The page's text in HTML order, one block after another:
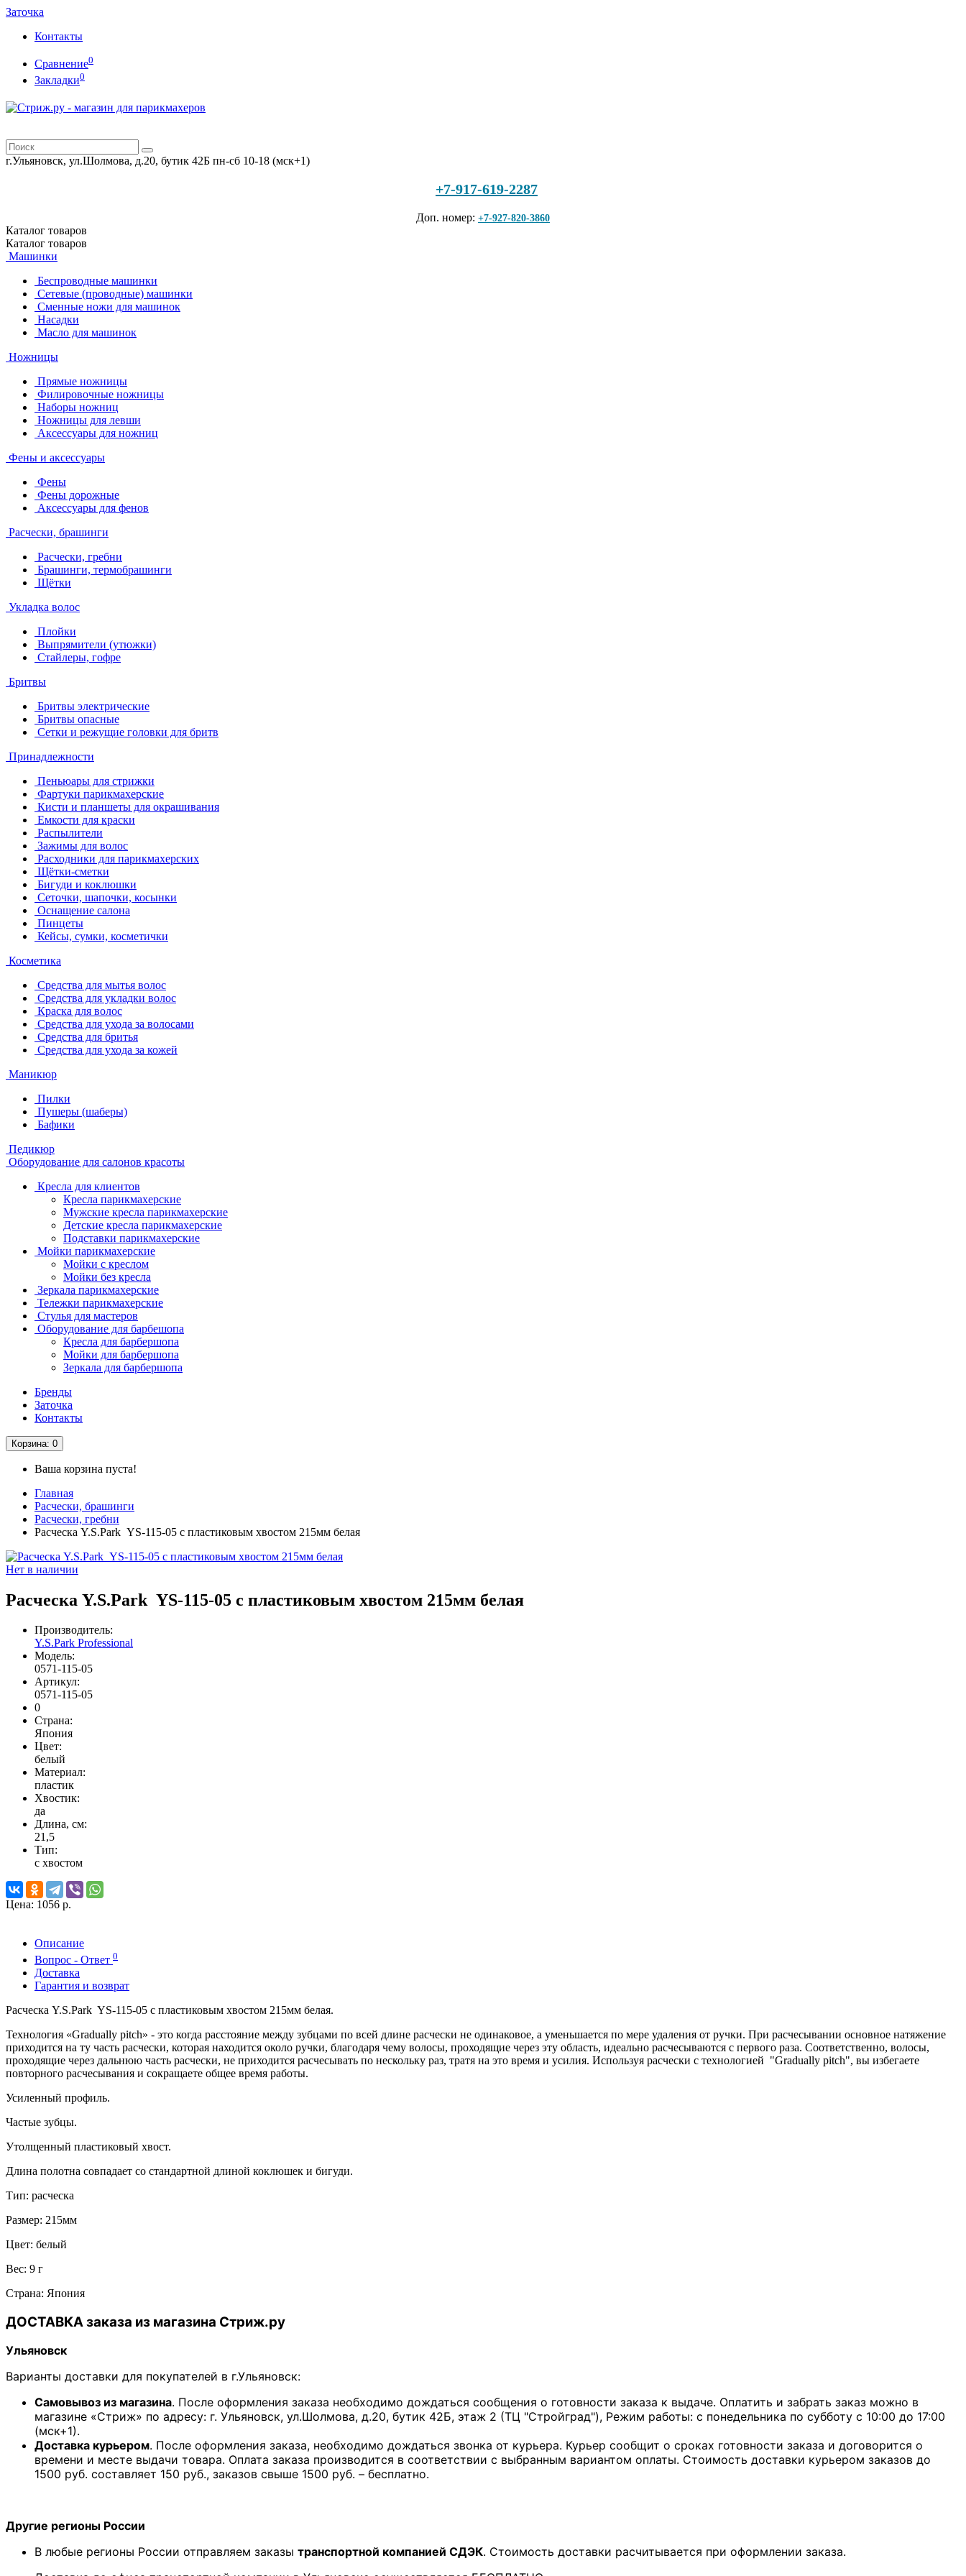
Заточка
Контакты
Сравнение0
Закладки0
г.Ульяновск, ул.Шолмова, д.20, бутик 42Б пн-сб 10-18 (мск+1)
+7-917-619-2287
Доп. номер: +7-927-820-3860
Каталог товаров
Каталог товаров
Машинки
Беспроводные машинки
Сетевые (проводные) машинки
Сменные ножи для машинок
Насадки
Масло для машинок
Ножницы
Прямые ножницы
Филировочные ножницы
Наборы ножниц
Ножницы для левши
Аксессуары для ножниц
Фены и аксессуары
Фены
Фены дорожные
Аксессуары для фенов
Расчески, брашинги
Расчески, гребни
Брашинги, термобрашинги
Щётки
Укладка волос
Плойки
Выпрямители (утюжки)
Стайлеры, гофре
Бритвы
Бритвы электрические
Бритвы опасные
Сетки и режущие головки для бритв
Принадлежности
Пеньюары для стрижки
Фартуки парикмахерские
Кисти и планшеты для окрашивания
Емкости для краски
Распылители
Зажимы для волос
Расходники для парикмахерских
Щётки-сметки
Бигуди и коклюшки
Сеточки, шапочки, косынки
Оснащение салона
Пинцеты
Кейсы, сумки, косметички
Косметика
Средства для мытья волос
Средства для укладки волос
Краска для волос
Средства для ухода за волосами
Средства для бритья
Средства для ухода за кожей
Маникюр
Пилки
Пушеры (шаберы)
Бафики
Педикюр
Оборудование для салонов красоты
Кресла для клиентов
Кресла парикмахерские
Мужские кресла парикмахерские
Детские кресла парикмахерские
Подставки парикмахерские
Мойки парикмахерские
Мойки с креслом
Мойки без кресла
Зеркала парикмахерские
Тележки парикмахерские
Стулья для мастеров
Оборудование для барбешопа
Кресла для барбершопа
Мойки для барбершопа
Зеркала для барбершопа
Бренды
Заточка
Контакты
Корзина: 0
Ваша корзина пуста!
Главная
Расчески, брашинги
Расчески, гребни
Расческа Y.S.Park YS-115-05 с пластиковым хвостом 215мм белая
Нет в наличии
Расческа Y.S.Park YS-115-05 с пластиковым хвостом 215мм белая
Производитель:
Y.S.Park Professional
Модель:
0571-115-05
Артикул:
0571-115-05
0
Страна:
Япония
Цвет:
белый
Материал:
пластик
Хвостик:
да
Длина, см:
21,5
Тип:
с хвостом
Цена: 1056 р.
Описание
Вопрос - Ответ 0
Доставка
Гарантия и возврат
Расческа Y.S.Park YS-115-05 с пластиковым хвостом 215мм белая.
Технология «Gradually pitch» - это когда расстояние между зубцами по всей длине расчески не одинаковое, а уменьшается по мере удаления от ручки. При расчесывании основное натяжение
приходится на ту часть расчески, которая находится около ручки, благодаря чему волосы, проходящие через эту область, идеально расчесываются с первого раза. Соответственно, волосы,
проходящие через дальнюю часть расчески, не приходится расчесывать по нескольку раз, тратя на это время и усилия. Используя расчески с технологией "Gradually pitch", вы избегаете
повторного расчесывания и сокращаете общее время работы.
Усиленный профиль.
Частые зубцы.
Утолщенный пластиковый хвост.
Длина полотна совпадает со стандартной длиной коклюшек и бигуди.
Тип: расческа
Размер: 215мм
Цвет: белый
Вес: 9 г
Страна: Япония
ДОСТАВКА заказа из магазина Стриж.ру
Ульяновск
Варианты доставки для покупателей в г.Ульяновск:
Самовывоз из магазина. После оформления заказа необходимо дождаться сообщения о готовности заказа к выдаче. Оплатить и забрать заказ можно в
магазине «Стриж» по адресу: г. Ульяновск, ул.Шолмова, д.20, бутик 42Б, этаж 2 (ТЦ "Стройград"), Режим работы: с понедельника по субботу с 10:00 до 17:00
(мск+1).
Доставка курьером. После оформления заказа, необходимо дождаться звонка от курьера. Курьер сообщит о сроках готовности заказа и договорится о
времени и месте выдачи товара. Оплата заказа производится в соответствии с выбранным вариантом оплаты. Стоимость доставки курьером заказов до
1500 руб. составляет 150 руб., заказов свыше 1500 руб. – бесплатно.
Другие регионы России
В любые регионы России отправляем заказы транспортной компанией СДЭК. Стоимость доставки расчитывается при оформлении заказа.